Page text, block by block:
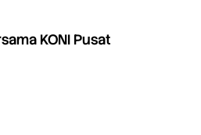
KONI Pusat